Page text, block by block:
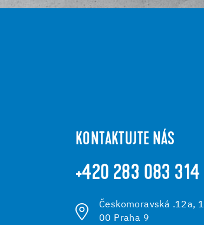
KONTAKTUJTE NÁS
+420 283 083 314
Českomoravská .12a,
00 Praha 9